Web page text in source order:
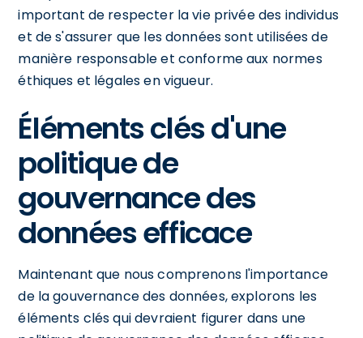
important de respecter la vie privée des individus
et de s'assurer que les données sont utilisées de
manière responsable et conforme aux normes
éthiques et légales en vigueur.
Éléments clés d'une
politique de
gouvernance des
données efficace
Maintenant que nous comprenons l'importance
de la gouvernance des données, explorons les
éléments clés qui devraient figurer dans une